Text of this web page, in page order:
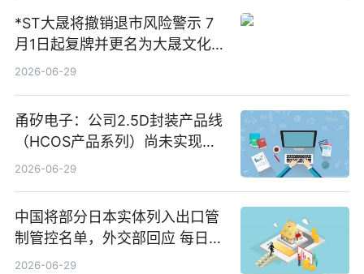
*ST大晟将撤销退市风险警示 7
月1日起复牌并更名为大晟文化
今日视点
2026-06-29
甬矽电子：公司2.5D封装产品线
（HCOS产品系列）尚未实现量
产 速看
2026-06-29
中国将部分日本实体列入出口管
制管控名单，外交部回应 每日速
递
2026-06-29